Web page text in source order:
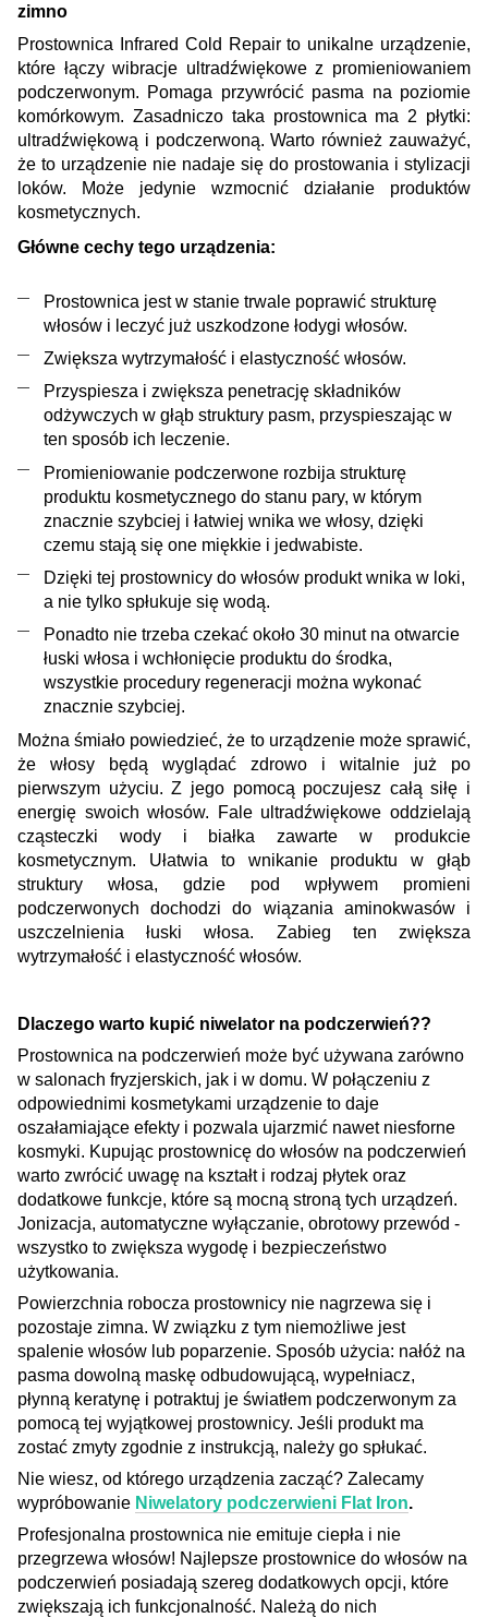
zimno
Prostownica Infrared Cold Repair to unikalne urządzenie,
które łączy wibracje ultradźwiękowe z promieniowaniem
podczerwonym. Pomaga przywrócić pasma na poziomie
komórkowym. Zasadniczo taka prostownica ma 2 płytki:
ultradźwiękową i podczerwoną. Warto również zauważyć,
że to urządzenie nie nadaje się do prostowania i stylizacji
loków. Może jedynie wzmocnić działanie produktów
kosmetycznych.
Główne cechy tego urządzenia:
Prostownica jest w stanie trwale poprawić strukturę
włosów i leczyć już uszkodzone łodygi włosów.
Zwiększa wytrzymałość i elastyczność włosów.
Przyspiesza i zwiększa penetrację składników
odżywczych w głąb struktury pasm, przyspieszając w
ten sposób ich leczenie.
Promieniowanie podczerwone rozbija strukturę
produktu kosmetycznego do stanu pary, w którym
znacznie szybciej i łatwiej wnika we włosy, dzięki
czemu stają się one miękkie i jedwabiste.
Dzięki tej prostownicy do włosów produkt wnika w loki,
a nie tylko spłukuje się wodą.
Ponadto nie trzeba czekać około 30 minut na otwarcie
łuski włosa i wchłonięcie produktu do środka,
wszystkie procedury regeneracji można wykonać
znacznie szybciej.
Można śmiało powiedzieć, że to urządzenie może sprawić,
że włosy będą wyglądać zdrowo i witalnie już po
pierwszym użyciu. Z jego pomocą poczujesz całą siłę i
energię swoich włosów. Fale ultradźwiękowe oddzielają
cząsteczki wody i białka zawarte w produkcie
kosmetycznym. Ułatwia to wnikanie produktu w głąb
struktury włosa, gdzie pod wpływem promieni
podczerwonych dochodzi do wiązania aminokwasów i
uszczelnienia łuski włosa. Zabieg ten zwiększa
wytrzymałość i elastyczność włosów.
Dlaczego warto kupić niwelator na podczerwień??
Prostownica na podczerwień może być używana zarówno
w salonach fryzjerskich, jak i w domu. W połączeniu z
odpowiednimi kosmetykami urządzenie to daje
oszałamiające efekty i pozwala ujarzmić nawet niesforne
kosmyki. Kupując prostownicę do włosów na podczerwień
warto zwrócić uwagę na kształt i rodzaj płytek oraz
dodatkowe funkcje, które są mocną stroną tych urządzeń.
Jonizacja, automatyczne wyłączanie, obrotowy przewód -
wszystko to zwiększa wygodę i bezpieczeństwo
użytkowania.
Powierzchnia robocza prostownicy nie nagrzewa się i
pozostaje zimna. W związku z tym niemożliwe jest
spalenie włosów lub poparzenie. Sposób użycia: nałóż na
pasma dowolną maskę odbudowującą, wypełniacz,
płynną keratynę i potraktuj je światłem podczerwonym za
pomocą tej wyjątkowej prostownicy. Jeśli produkt ma
zostać zmyty zgodnie z instrukcją, należy go spłukać.
Nie wiesz, od którego urządzenia zacząć? Zalecamy
wypróbowanie Niwelatory podczerwieni Flat Iron.
Profesjonalna prostownica nie emituje ciepła i nie
przegrzewa włosów! Najlepsze prostownice do włosów na
podczerwień posiadają szereg dodatkowych opcji, które
zwiększają ich funkcjonalność. Należą do nich